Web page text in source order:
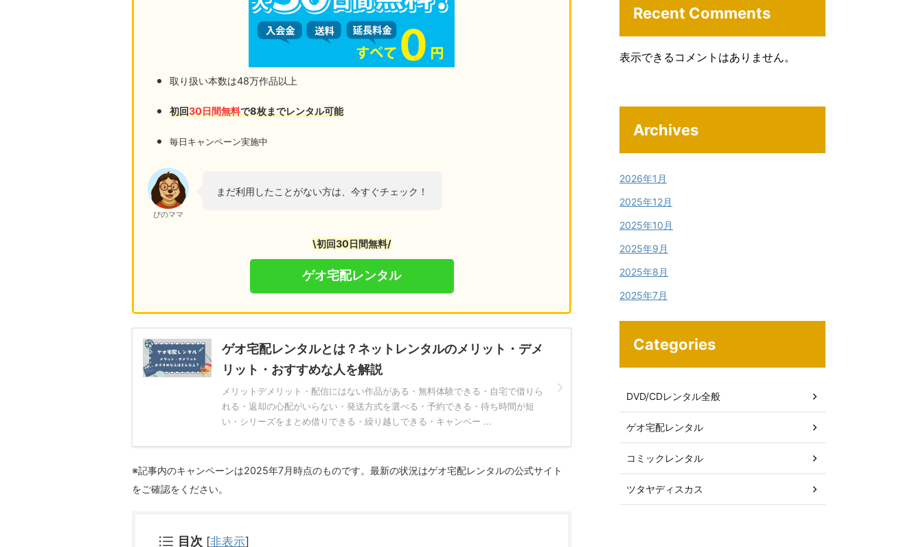
取り扱い本数は48万作品以上
初回30日間無料で8枚までレンタル可能
毎日キャンペーン実施中
ぴのママ
まだ利用したことがない方は、今すぐチェック！
\初回30日間無料/
ゲオ宅配レンタル
ゲオ宅配レンタルとは？ネットレンタルのメリット・デメ
リット・おすすめな人を解説
メリットデメリット・配信にはない作品がある・無料体験できる・自宅で借りら
れる・返却の心配がいらない・発送方式を選べる・予約できる・待ち時間が短
い・シリーズをまとめ借りできる・繰り越しできる・キャンペー ...
※記事内のキャンペーンは2025年7月時点のものです。最新の状況はゲオ宅配レンタルの公式サイト
をご確認をください。
目次 [非表示]
Recent Comments
表示できるコメントはありません。
Archives
2026年1月
2025年12月
2025年10月
2025年9月
2025年8月
2025年7月
Categories
DVD/CDレンタル全般
ゲオ宅配レンタル
コミックレンタル
ツタヤディスカス